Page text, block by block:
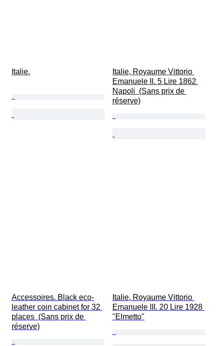
Italie.
Italie, Royaume Vittorio
Emanuele II. 5 Lire 1862
Napoli  (Sans prix de
réserve)
Accessoires. Black eco-
leather coin cabinet for 32
places  (Sans prix de
réserve)
Italie, Royaume Vittorio
Emanuele III. 20 Lire 1928
"Elmetto"